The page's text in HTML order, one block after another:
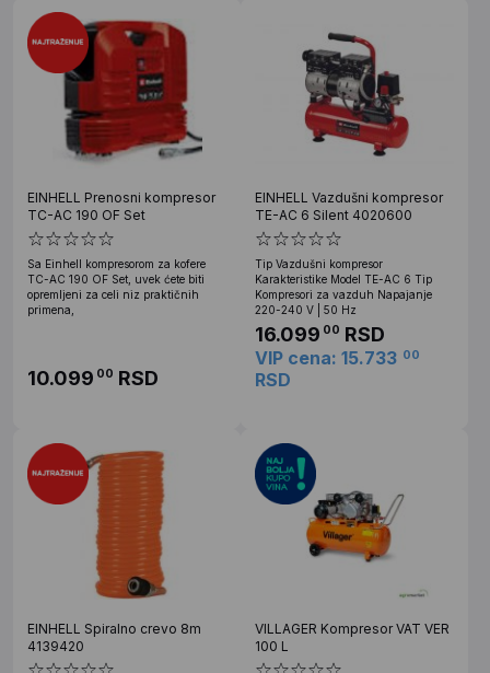
EINHELL Prenosni kompresor
TC-AC 190 OF Set
Sa Einhell kompresorom za kofere
TC-AC 190 OF Set, uvek ćete biti
opremljeni za celi niz praktičnih
primena,
10.099 00 RSD
EINHELL Vazdušni kompresor
TE-AC 6 Silent 4020600
Tip Vazdušni kompresor
Karakteristike Model TE-AC 6 Tip
Kompresori za vazduh Napajanje
220-240 V | 50 Hz
16.099 00 RSD
VIP cena: 15.733 00
RSD
EINHELL Spiralno crevo 8m
4139420
VILLAGER Kompresor VAT VER
100 L